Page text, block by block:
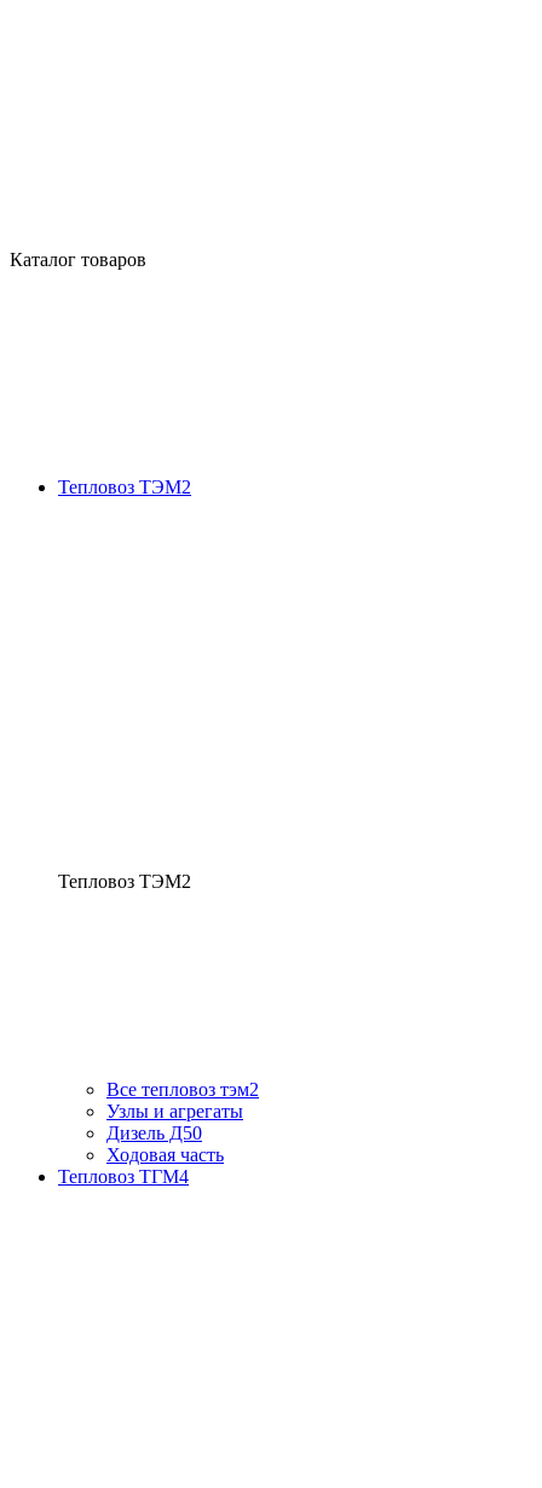
Каталог товаров
Тепловоз ТЭМ2
Тепловоз ТЭМ2
Все тепловоз тэм2
Узлы и агрегаты
Дизель Д50
Ходовая часть
Тепловоз ТГМ4